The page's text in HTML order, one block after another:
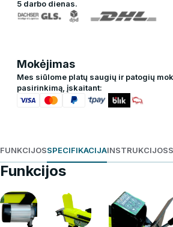
5 darbo dienas.
Mokėjimas
Mes siūlome platų saugių ir patogių
pasirinkimą, įskaitant:
FUNKCIJOSSPECIFIKACIJAINSTRUKCIJOS
Funkcijos